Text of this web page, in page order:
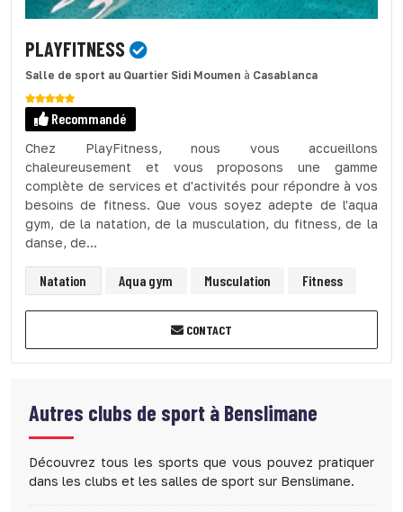
PLAYFITNESS
Salle de sport au Quartier Sidi Moumen à Casablanca
Recommandé
Chez PlayFitness, nous vous accueillons
chaleureusement et vous proposons une gamme
complète de services et d'activités pour répondre à vos
besoins de fitness. Que vous soyez adepte de l'aqua
gym, de la natation, de la musculation, du fitness, de la
danse, de...
Natation Aqua gym Musculation Fitness
CONTACT
Autres clubs de sport à Benslimane
Découvrez tous les sports que vous pouvez pratiquer
dans les clubs et les salles de sport sur Benslimane.